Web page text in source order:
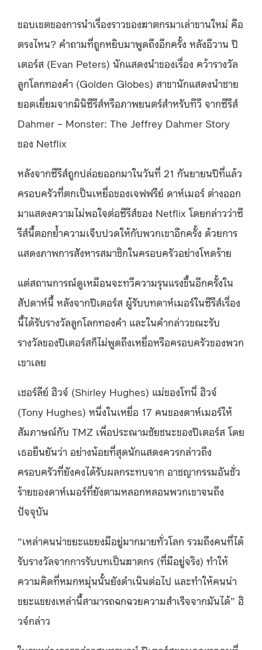
ขอบเขตของการนำเรื่องราวของฆาตกรมาเล่าขานใหม่ คือ
ตรงไหน? คำถามที่ถูกหยิบมาพูดถึงอีกครั้ง หลังอีวาน ปี
เตอร์ส (Evan Peters) นักแสดงนำของเรื่อง คว้ารางวัล
ลูกโลกทองคำ (Golden Globes) สาขานักแสดงนำชาย
ยอดเยี่ยมจากมินิซีรีส์หรือภาพยนตร์สำหรับทีวี จากซีรีส์
Dahmer – Monster: The Jeffrey Dahmer Story
ของ Netflix
หลังจากซีรีส์ถูกปล่อยออกมาในวันที่ 21 กันยายนปีที่แล้ว
ครอบครัวที่ตกเป็นเหยื่อของเจฟฟรีย์ ดาห์เมอร์ ต่างออก
มาแสดงความไม่พอใจต่อซีรีส์ของ Netflix โดยกล่าวว่าซี
รีส์นี้ตอกย้ำความเจ็บปวดให้กับพวกเขาอีกครั้ง ด้วยการ
แสดงภาพการสังหารสมาชิกในครอบครัวอย่างโหดร้าย
แต่สถานการณ์ดูเหมือนจะทวีความรุนแรงขึ้นอีกครั้งใน
สัปดาห์นี้ หลังจากปีเตอร์ส ผู้รับบทดาห์เมอร์ในซีรีส์เรื่อง
นี้ได้รับรางวัลลูกโลกทองคำ และในคำกล่าวขณะรับ
รางวัลของปีเตอร์สก็ไม่พูดถึงเหยื่อหรือครอบครัวของพวก
เขาเลย
เชอร์ลีย์ ฮิวจ์ (Shirley Hughes) แม่ของโทนี่ ฮิวจ์
(Tony Hughes) หนึ่งในเหยื่อ 17 คนของดาห์เมอร์ให้
สัมภาษณ์กับ TMZ เพื่อประณามชัยชนะของปีเตอร์ส โดย
เธอยืนยันว่า อย่างน้อยที่สุดนักแสดงควรกล่าวถึง
ครอบครัวที่ยังคงได้รับผลกระทบจาก อาชญากรรมอันชั่ว
ร้ายของดาห์เมอร์ที่ยังตามหลอกหลอนพวกเขาจนถึง
ปัจจุบัน
“เหล่าคนน่าขยะแขยงมีอยู่มากมายทั่วโลก รวมถึงคนที่ได้
รับรางวัลจากการรับบทเป็นฆาตกร (ที่มีอยู่จริง) ทำให้
ความคิดที่หมกหมุ่นนั้นยังดำเนินต่อไป และทำให้คนน่า
ขยะแขยงเหล่านี้สามารถฉกฉวยความสำเร็จจากมันได้” ฮิ
วจ์กล่าว